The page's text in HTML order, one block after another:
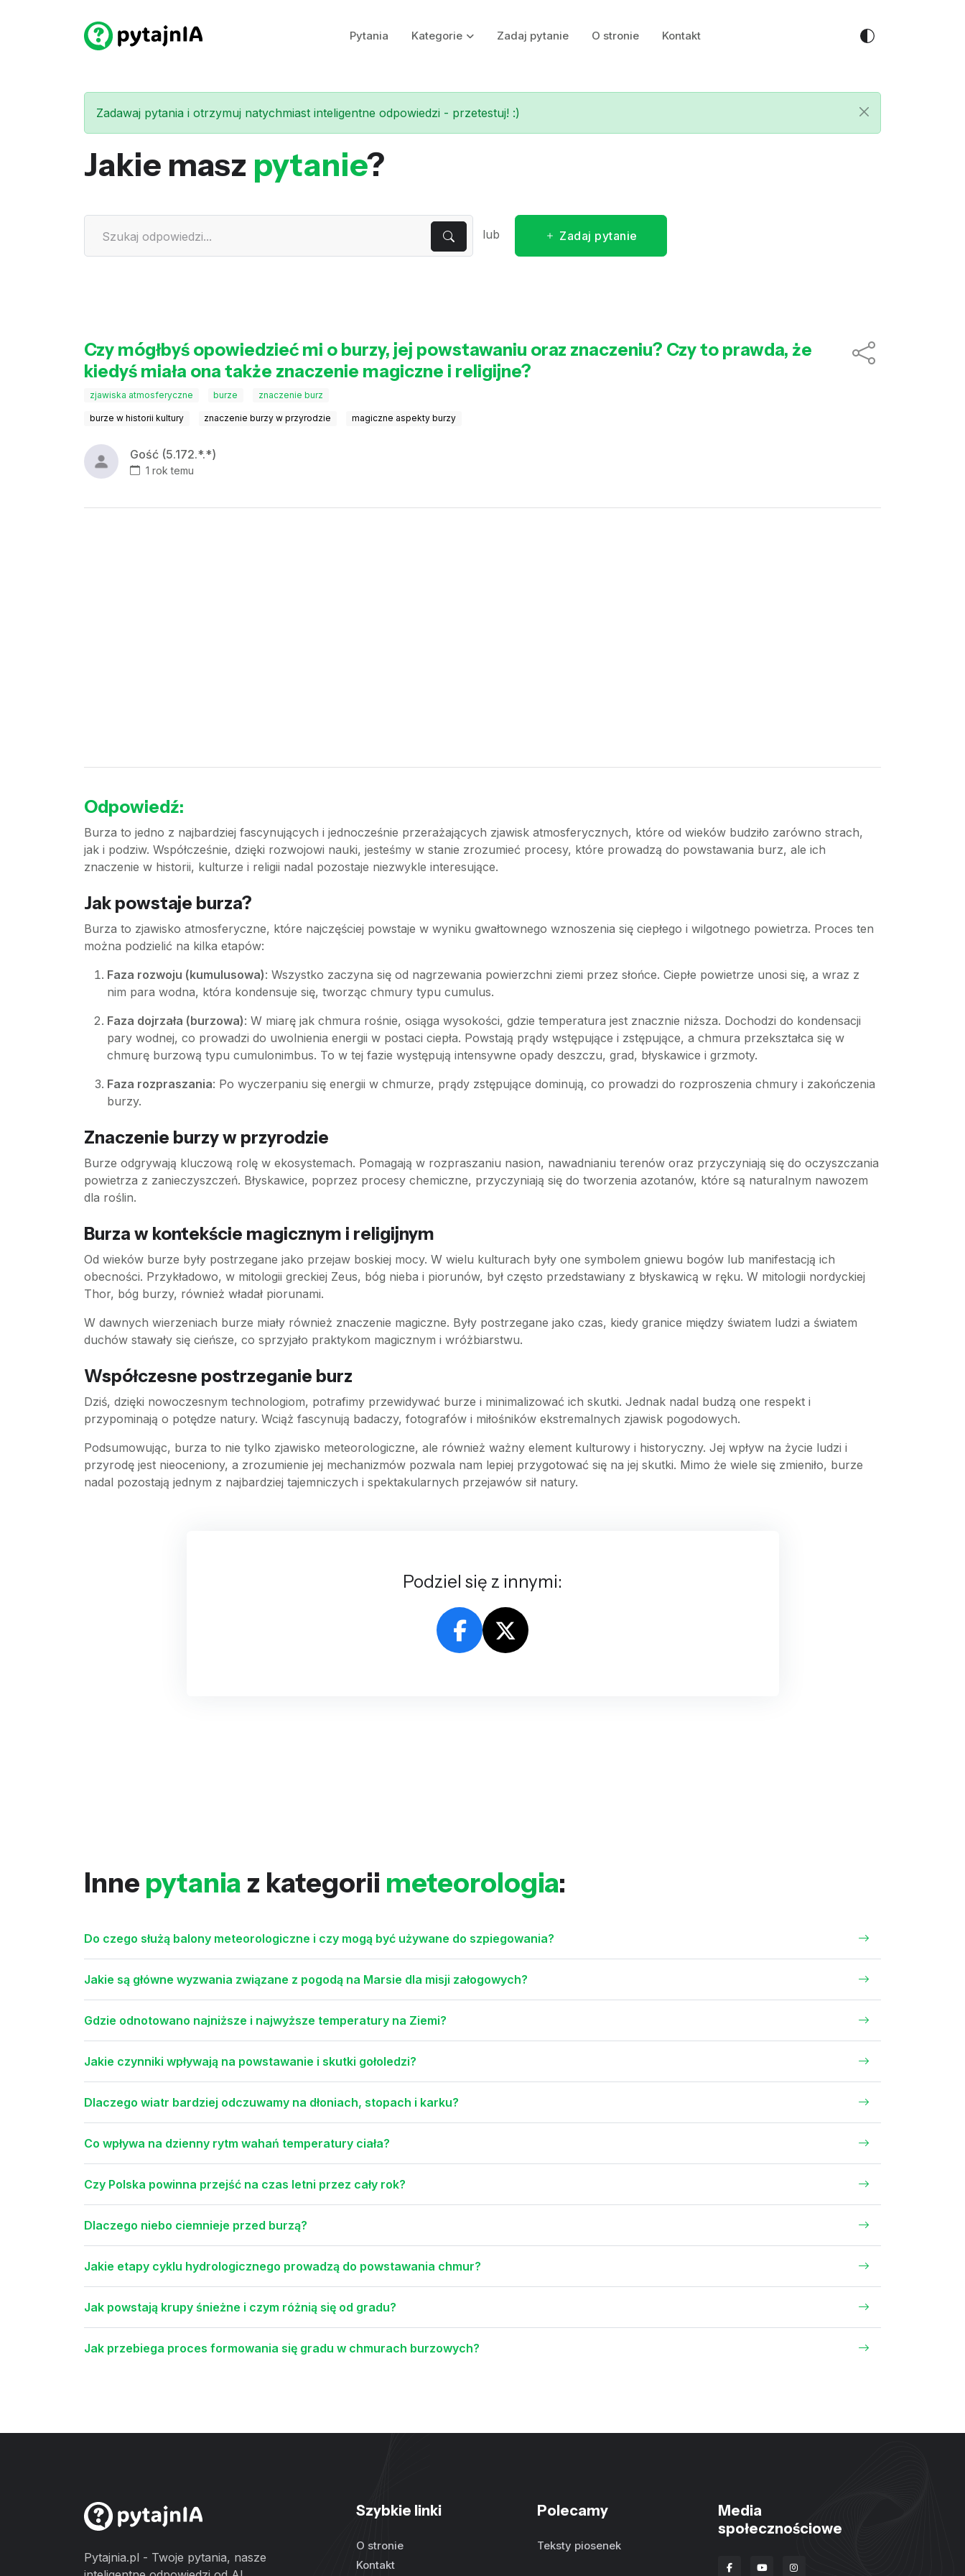
Pytania Kategorie Zadaj pytanie O stronie Kontakt
Zadawaj pytania i otrzymuj natychmiast inteligentne odpowiedzi - przetestuj! :)
Jakie masz pytanie?
lub Zadaj pytanie
Czy mógłbyś opowiedzieć mi o burzy, jej powstawaniu oraz znaczeniu? Czy to prawda, że
kiedyś miała ona także znaczenie magiczne i religijne?
zjawiska atmosferyczne burze znaczenie burz
burze w historii kultury znaczenie burzy w przyrodzie magiczne aspekty burzy
Gość (5.172.*.*)
1 rok temu
Odpowiedź:
Burza to jedno z najbardziej fascynujących i jednocześnie przerażających zjawisk atmosferycznych, które od wieków budziło zarówno strach,
jak i podziw. Współcześnie, dzięki rozwojowi nauki, jesteśmy w stanie zrozumieć procesy, które prowadzą do powstawania burz, ale ich
znaczenie w historii, kulturze i religii nadal pozostaje niezwykle interesujące.
Jak powstaje burza?
Burza to zjawisko atmosferyczne, które najczęściej powstaje w wyniku gwałtownego wznoszenia się ciepłego i wilgotnego powietrza. Proces ten
można podzielić na kilka etapów:
Faza rozwoju (kumulusowa): Wszystko zaczyna się od nagrzewania powierzchni ziemi przez słońce. Ciepłe powietrze unosi się, a wraz z
nim para wodna, która kondensuje się, tworząc chmury typu cumulus.
Faza dojrzała (burzowa): W miarę jak chmura rośnie, osiąga wysokości, gdzie temperatura jest znacznie niższa. Dochodzi do kondensacji
pary wodnej, co prowadzi do uwolnienia energii w postaci ciepła. Powstają prądy wstępujące i zstępujące, a chmura przekształca się w
chmurę burzową typu cumulonimbus. To w tej fazie występują intensywne opady deszczu, grad, błyskawice i grzmoty.
Faza rozpraszania: Po wyczerpaniu się energii w chmurze, prądy zstępujące dominują, co prowadzi do rozproszenia chmury i zakończenia
burzy.
Znaczenie burzy w przyrodzie
Burze odgrywają kluczową rolę w ekosystemach. Pomagają w rozpraszaniu nasion, nawadnianiu terenów oraz przyczyniają się do oczyszczania
powietrza z zanieczyszczeń. Błyskawice, poprzez procesy chemiczne, przyczyniają się do tworzenia azotanów, które są naturalnym nawozem
dla roślin.
Burza w kontekście magicznym i religijnym
Od wieków burze były postrzegane jako przejaw boskiej mocy. W wielu kulturach były one symbolem gniewu bogów lub manifestacją ich
obecności. Przykładowo, w mitologii greckiej Zeus, bóg nieba i piorunów, był często przedstawiany z błyskawicą w ręku. W mitologii nordyckiej
Thor, bóg burzy, również władał piorunami.
W dawnych wierzeniach burze miały również znaczenie magiczne. Były postrzegane jako czas, kiedy granice między światem ludzi a światem
duchów stawały się cieńsze, co sprzyjało praktykom magicznym i wróżbiarstwu.
Współczesne postrzeganie burz
Dziś, dzięki nowoczesnym technologiom, potrafimy przewidywać burze i minimalizować ich skutki. Jednak nadal budzą one respekt i
przypominają o potędze natury. Wciąż fascynują badaczy, fotografów i miłośników ekstremalnych zjawisk pogodowych.
Podsumowując, burza to nie tylko zjawisko meteorologiczne, ale również ważny element kulturowy i historyczny. Jej wpływ na życie ludzi i
przyrodę jest nieoceniony, a zrozumienie jej mechanizmów pozwala nam lepiej przygotować się na jej skutki. Mimo że wiele się zmieniło, burze
nadal pozostają jednym z najbardziej tajemniczych i spektakularnych przejawów sił natury.
Podziel się z innymi:
Inne pytania z kategorii meteorologia:
Do czego służą balony meteorologiczne i czy mogą być używane do szpiegowania?
Jakie są główne wyzwania związane z pogodą na Marsie dla misji załogowych?
Gdzie odnotowano najniższe i najwyższe temperatury na Ziemi?
Jakie czynniki wpływają na powstawanie i skutki gołoledzi?
Dlaczego wiatr bardziej odczuwamy na dłoniach, stopach i karku?
Co wpływa na dzienny rytm wahań temperatury ciała?
Czy Polska powinna przejść na czas letni przez cały rok?
Dlaczego niebo ciemnieje przed burzą?
Jakie etapy cyklu hydrologicznego prowadzą do powstawania chmur?
Jak powstają krupy śnieżne i czym różnią się od gradu?
Jak przebiega proces formowania się gradu w chmurach burzowych?
Pytajnia.pl - Twoje pytania, nasze
Szybkie linki
O stronie
Kontakt
Polecamy
Teksty piosenek
Media
społecznościowe